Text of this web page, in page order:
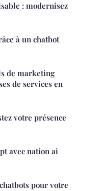
: modernisez
à un chatbot
de marketing
de services en
votre présence
avec nation ai
pour votre